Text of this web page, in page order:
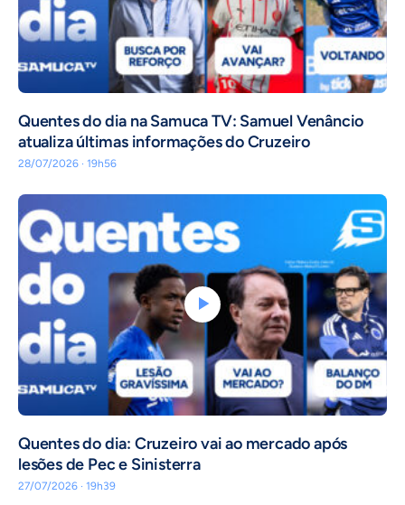
Quentes do dia na Samuca TV: Samuel Venâncio
atualiza últimas informações do Cruzeiro
28/07/2026 · 19h56
Quentes do dia: Cruzeiro vai ao mercado após
lesões de Pec e Sinisterra
27/07/2026 · 19h39